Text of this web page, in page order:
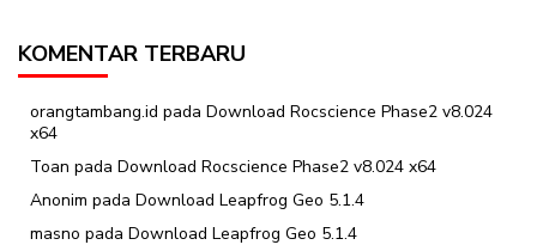
KOMENTAR TERBARU
orangtambang.id pada Download Rocscience Phase2 v8.024
x64
Toan pada Download Rocscience Phase2 v8.024 x64
Anonim pada Download Leapfrog Geo 5.1.4
masno pada Download Leapfrog Geo 5.1.4